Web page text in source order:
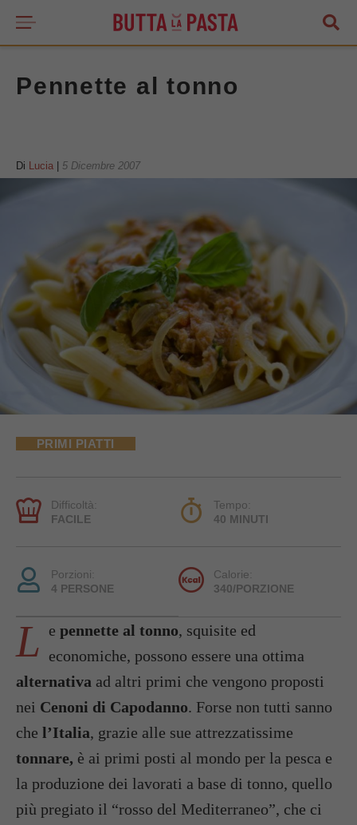
Pennette al tonno
Di Lucia 5 Dicembre 2007
PRIMI PIATTI
Difficoltà:
FACILE
Tempo:
40 MINUTI
Porzioni:
4 PERSONE
Calorie:
340/PORZIONE
L e pennette al tonno, squisite ed
economiche, possono essere una ottima
alternativa ad altri primi che vengono proposti
nei Cenoni di Capodanno. Forse non tutti sanno
che l’Italia, grazie alle sue attrezzatissime
tonnare, è ai primi posti al mondo per la pesca e
la produzione dei lavorati a base di tonno, quello
più pregiato il “rosso del Mediterraneo”, che ci